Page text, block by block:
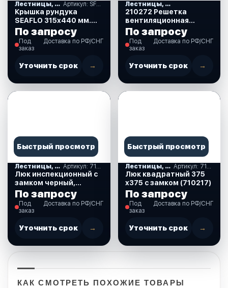
Лестницы, ступеньки Артикул: SFRE1-315-440-01
Крышка рундука
SEAFLO 315х440 мм.
белый пластик. (SFRE1-
315-440-01)
По запросу
Под
заказ
Доставка по РФ/СНГ
Уточнить срок →
Лестницы, ступеньки
210272 Решетка
вентиляционная
125х26х1,6 мм.(белая)
По запросу
Под
заказ
Доставка по РФ/СНГ
Уточнить срок →
Быстрый просмотр
Лестницы, ступеньки Артикул: 710310
Люк инспекционный с
замком черный,
230х315 мм.(710310)
По запросу
Под
заказ
Доставка по РФ/СНГ
Уточнить срок →
Быстрый просмотр
Лестницы, ступеньки Артикул: 710217
Люк квадратный 375
х375 с замком (710217)
По запросу
Под
заказ
Доставка по РФ/СНГ
Уточнить срок →
КАК СМОТРЕТЬ ПОХОЖИЕ ТОВАРЫ